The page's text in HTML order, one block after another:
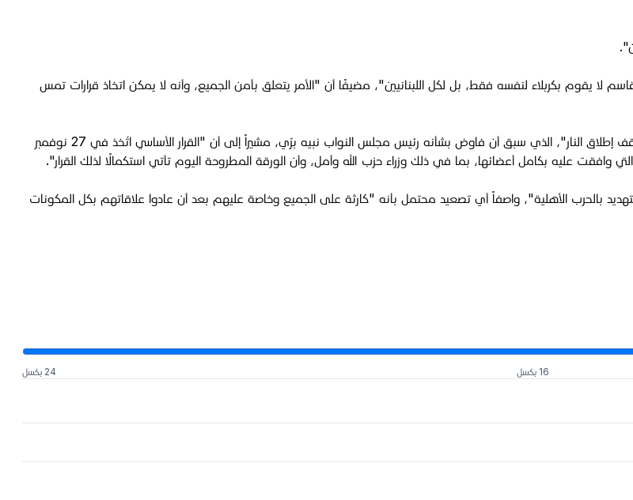
يقوم بكربلاء لنفسه فقط، بل لكل اللبنانيين"، مضيفًا أن "الأمر يتعلق بأمن الجميع، وأنه لا يمكن اتخاذ قرارات تمس
وأوضح عقيص، أنّ "الحكومة كلّفت الجيش اللبناني بوضع الخطط اللازمة لتنفيذ قرار وقف إطلاق النار"، الذي سبق أن فاوض بشأنه رئيس مجلس النواب نبيه برّي، مشيراً إلى أن "القرار الأساسي اتُخذ في 27 نوفمبر
بالحرب الأهلية"، واصفاً أي تصعيد محتمل بأنه "كارثة على الجميع وخاصة عليهم بعد أن عادوا علاقاتهم بكل المكونات
16 بكسل 24 بكسل